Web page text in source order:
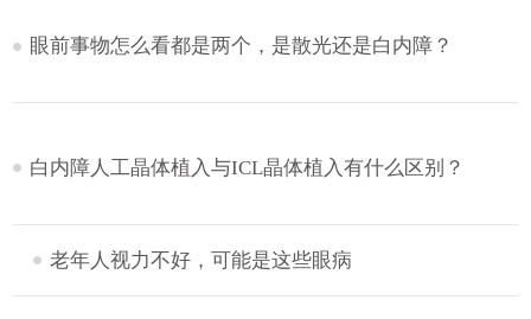
眼前事物怎么看都是两个，是散光还是白内障？
白内障人工晶体植入与ICL晶体植入有什么区别？
老年人视力不好，可能是这些眼病